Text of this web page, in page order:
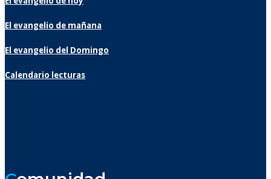
El evangelio de mañana
El evangelio del Domingo
Calendario lecturas